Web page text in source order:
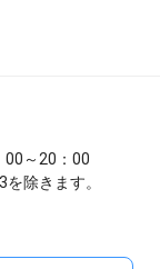
00～20：00
除きます。